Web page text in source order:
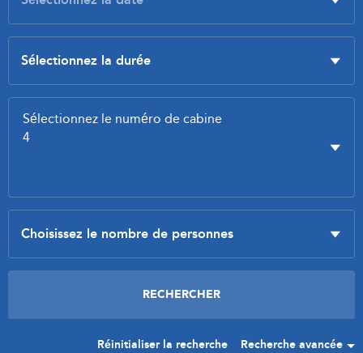
Réinitialiser la recherche Recherche avancée